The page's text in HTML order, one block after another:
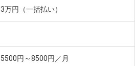
3万円（一括払い）
5500円～8500円／月